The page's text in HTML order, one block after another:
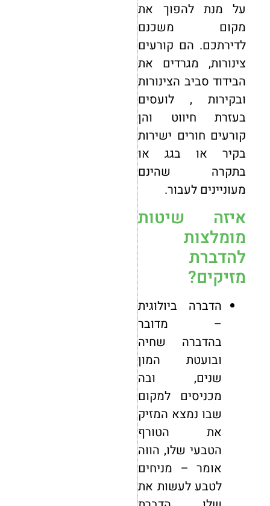
על מנת להפוך את
מקום משכנם
לדירתכם. הם קורעים
צינורות, מגרדים את
הבידוד סביב הצינורות
ובקירות , לועסים
בעזרת חיווט והן
קורעים חורים ישירות
בקיר או בגג או
בתקרה שהינם
מעוניינים לעבור.
איזה שיטות
מומלצות
להדברת
מזיקים?
הדברה ביולוגית
– מדובר
בהדברה שחיה
ובועטת המון
שנים, ובה
מכניסים למקום
שבו נמצא המזיק
את הטורף
הטבעי שלו, הווה
אומר – מניחים
לטבע לעשות את